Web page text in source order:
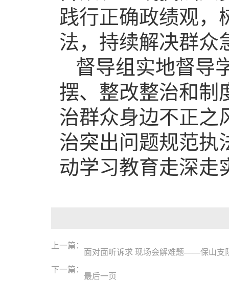
践行正确政绩观，
法，持续解决群众
督导组实地督导
摆、整改整治和制
治群众身边不正之
治突出问题规范执
动学习教育走深走
上一篇：
面对面听诉求 现场会解难题——保山支
下一篇：
最后一页